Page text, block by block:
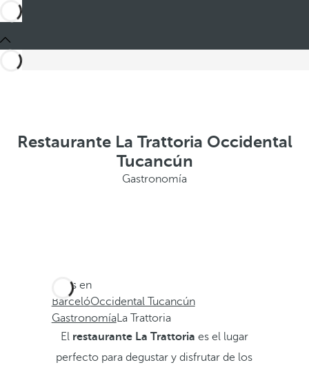
Restaurante La Trattoria Occidental
Tucancún
Gastronomía
Estás en
BarcelóOccidental Tucancún
GastronomíaLa Trattoria
El restaurante La Trattoria es el lugar
perfecto para degustar y disfrutar de los